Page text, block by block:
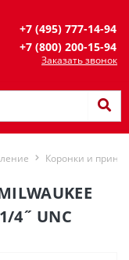
+7 (495) 777-14-94
+7 (800) 200-15-94
Заказать звонок
Коронки и
4˝ UNC